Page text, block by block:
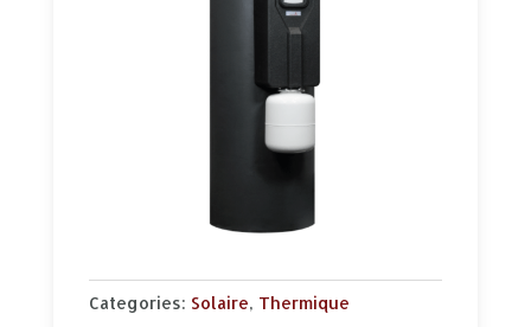
Categories: Solaire, Thermique